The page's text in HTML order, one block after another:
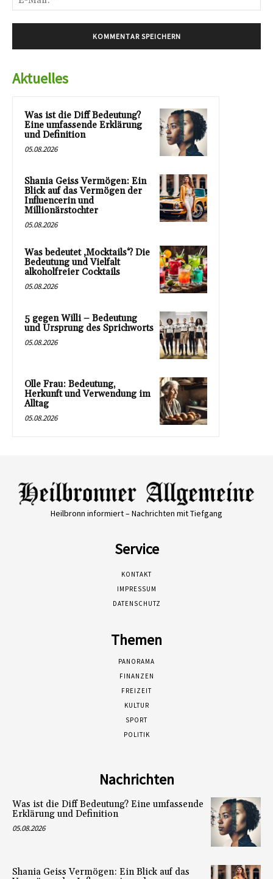
Aktuelles
Was ist die Diff Bedeutung?
Eine umfassende Erklärung
und Definition
05.08.2026
Shania Geiss Vermögen: Ein
Blick auf das Vermögen der
Influencerin und
Millionärstochter
05.08.2026
Was bedeutet ‚Mocktails‘? Die
Bedeutung und Vielfalt
alkoholfreier Cocktails
05.08.2026
5 gegen Willi – Bedeutung
und Ursprung des Sprichworts
05.08.2026
Olle Frau: Bedeutung,
Herkunft und Verwendung im
Alltag
05.08.2026
Heilbronn informiert – Nachrichten mit Tiefgang
Service
KONTAKT
IMPRESSUM
DATENSCHUTZ
Themen
PANORAMA
FINANZEN
FREIZEIT
KULTUR
SPORT
POLITIK
Nachrichten
Was ist die Diff Bedeutung? Eine umfassende
Erklärung und Definition
05.08.2026
Shania Geiss Vermögen: Ein Blick auf das